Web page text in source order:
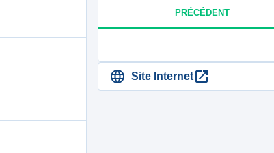
PRÉCÉDENT
Site Internet